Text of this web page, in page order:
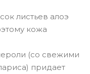
листьев алоэ
кожа
(со свежими
придает